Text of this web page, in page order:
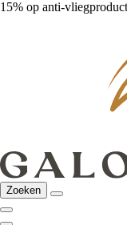
15% op anti-
Zoeken